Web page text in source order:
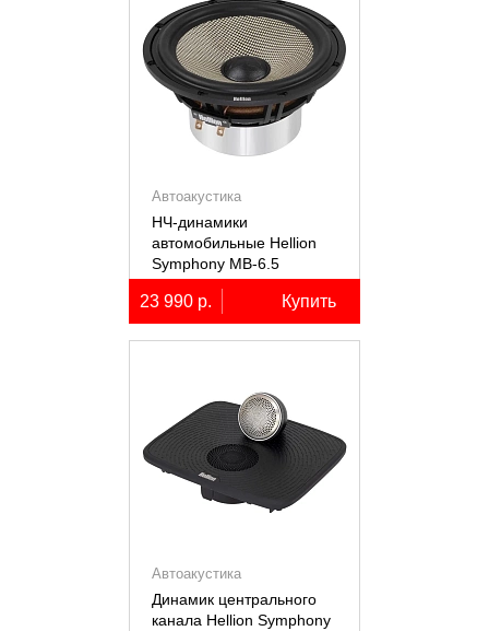
Автоакустика
НЧ-динамики
автомобильные Hellion
Symphony MB-6.5
23 990 р. Купить
Автоакустика
Динамик центрального
канала Hellion Symphony